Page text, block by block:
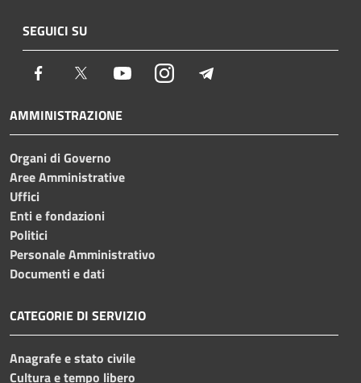
SEGUICI SU
Facebook Twitter YoutubeInstagram
AMMINISTRAZIONE
Organi di Governo
Aree Amministrative
Uffici
Enti e fondazioni
Politici
Personale Amministrativo
Documenti e dati
CATEGORIE DI SERVIZIO
Anagrafe e stato civile
Cultura e tempo libero